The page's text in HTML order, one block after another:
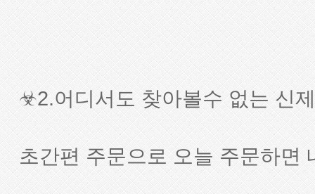
☣2.어디서도 찾아볼수 없는 신
초간편 주문으로 오늘 주문하면